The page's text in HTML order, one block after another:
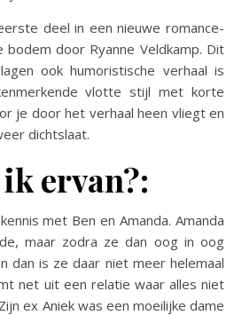
deel in een nieuwe romance-
bodem door Ryanne Veldkamp. Dit
ook humoristische verhaal is
vlotte stijl met korte
je door het verhaal heen vliegt en
dichtslaat.
ervan?:
met Ben en Amanda. Amanda
maar zodra ze dan oog in oog
dan is ze daar niet meer helemaal
net uit een relatie waar alles niet
ex Aniek was een moeilijke dame